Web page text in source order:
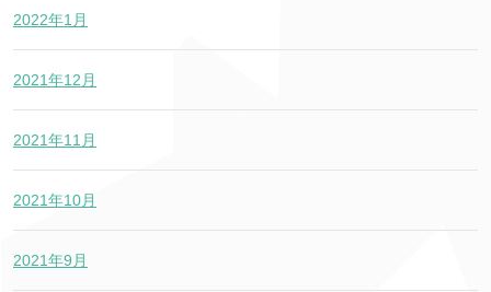
2022年1月
2021年12月
2021年11月
2021年10月
2021年9月